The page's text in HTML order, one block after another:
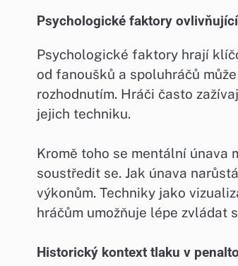
Psychologické faktory
Psychologické faktory hrají
od fanoušků a spoluhráčů
rozhodnutím. Hráči často
jejich techniku.
Kromě toho se mentální únava
soustředit se. Jak únava
výkonům. Techniky jako
hráčům umožňuje lépe zvládat
Historický kontext tlaku v